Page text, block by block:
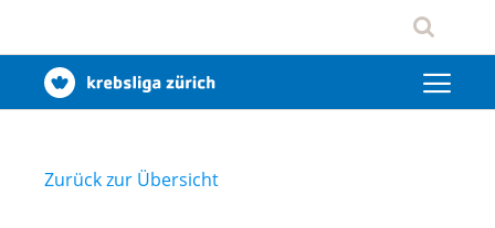
Zurück zur Übersicht